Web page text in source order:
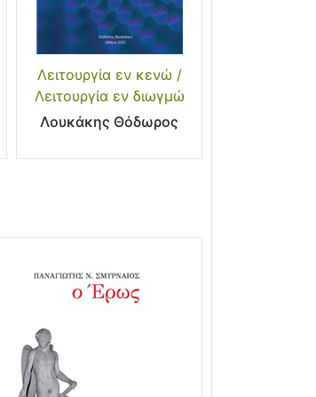
Λειτουργία εν κενώ /
Λειτουργία εν διωγμώ
Λουκάκης Θόδωρος